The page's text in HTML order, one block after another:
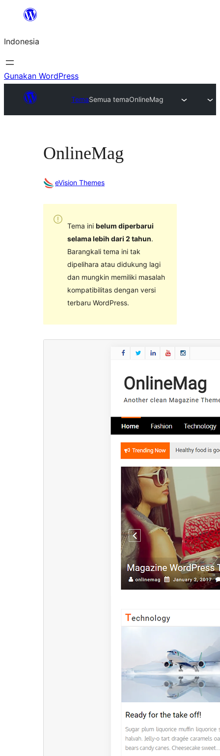
Lewati
konten
Indonesia
Gunakan WordPress
TemaSemua temaOnlineMag
OnlineMag
eVision Themes
Tema ini belum diperbarui
selama lebih dari 2 tahun.
Barangkali tema ini tak
dipelihara atau didukung lagi
dan mungkin memiliki masalah
kompatibilitas dengan versi
terbaru WordPress.